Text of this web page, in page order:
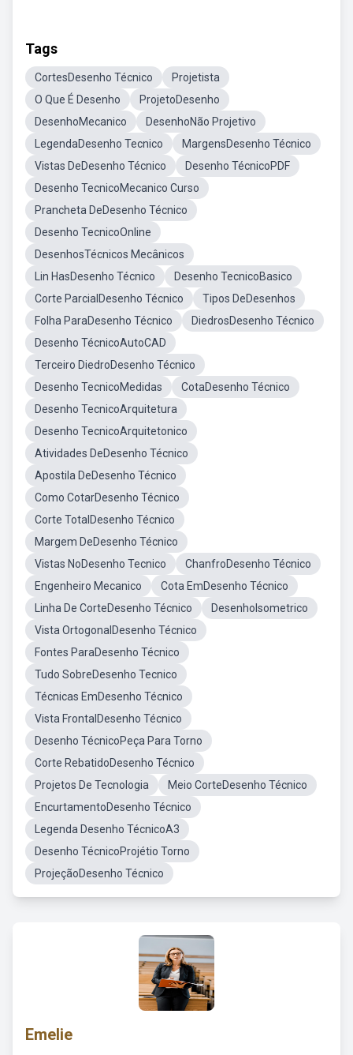
Tags
CortesDesenho Técnico
Projetista
O Que É Desenho
ProjetoDesenho
DesenhoMecanico
DesenhoNão Projetivo
LegendaDesenho Tecnico
MargensDesenho Técnico
Vistas DeDesenho Técnico
Desenho TécnicoPDF
Desenho TecnicoMecanico Curso
Prancheta DeDesenho Técnico
Desenho TecnicoOnline
DesenhosTécnicos Mecânicos
Lin HasDesenho Técnico
Desenho TecnicoBasico
Corte ParcialDesenho Técnico
Tipos DeDesenhos
Folha ParaDesenho Técnico
DiedrosDesenho Técnico
Desenho TécnicoAutoCAD
Terceiro DiedroDesenho Técnico
Desenho TecnicoMedidas
CotaDesenho Técnico
Desenho TecnicoArquitetura
Desenho TecnicoArquitetonico
Atividades DeDesenho Técnico
Apostila DeDesenho Técnico
Como CotarDesenho Técnico
Corte TotalDesenho Técnico
Margem DeDesenho Técnico
Vistas NoDesenho Tecnico
ChanfroDesenho Técnico
Engenheiro Mecanico
Cota EmDesenho Técnico
Linha De CorteDesenho Técnico
DesenhoIsometrico
Vista OrtogonalDesenho Técnico
Fontes ParaDesenho Técnico
Tudo SobreDesenho Tecnico
Técnicas EmDesenho Técnico
Vista FrontalDesenho Técnico
Desenho TécnicoPeça Para Torno
Corte RebatidoDesenho Técnico
Projetos De Tecnologia
Meio CorteDesenho Técnico
EncurtamentoDesenho Técnico
Legenda Desenho TécnicoA3
Desenho TécnicoProjétio Torno
ProjeçãoDesenho Técnico
Emelie